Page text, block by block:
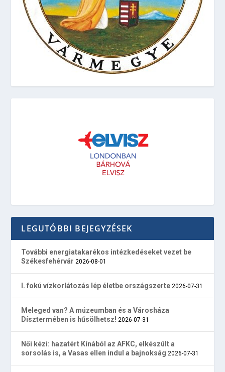
LEGUTÓBBI BEJEGYZÉSEK
További energiatakarékos intézkedéseket vezet be
Székesfehérvár 2026-08-01
I. fokú vízkorlátozás lép életbe országszerte 2026-07-31
Meleged van? A múzeumban és a Városháza
Dísztermében is hűsölhetsz! 2026-07-31
Női kézi: hazatért Kínából az AFKC, elkészült a
sorsolás is, a Vasas ellen indul a bajnokság 2026-07-31